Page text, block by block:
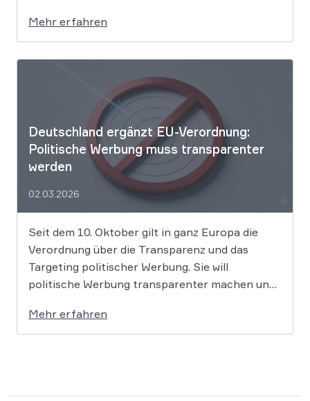
Produkte als „Aktion“ mit massiven Rabatten
bewirbt, die Preise in Wahrheit aber nie zuvor
selbst verlangt hat. Das Urteil setzt klare
Mehr erfahren
Deutschland ergänzt EU-Verordnung:
Politische Werbung muss transparenter
werden
02.03.2026
Seit dem 10. Oktober gilt in ganz Europa die
Verordnung über die Transparenz und das
Targeting politischer Werbung. Sie will
politische Werbung transparenter machen und
Daten. Die Regierung will die Verordnung in
Deutschland nun ergänzen. Die
Mehr erfahren